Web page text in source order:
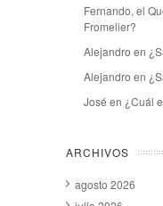
Fernando, el
Fromelier?
Alejandro en
Alejandro en
José en ¿Cuál
ARCHIVOS
agosto 2026